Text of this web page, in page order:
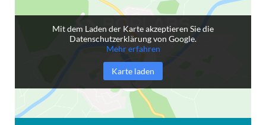
Mit dem Laden der Karte akzeptieren Sie die
Datenschutzerklärung von Google.
Mehr erfahren
Karte laden